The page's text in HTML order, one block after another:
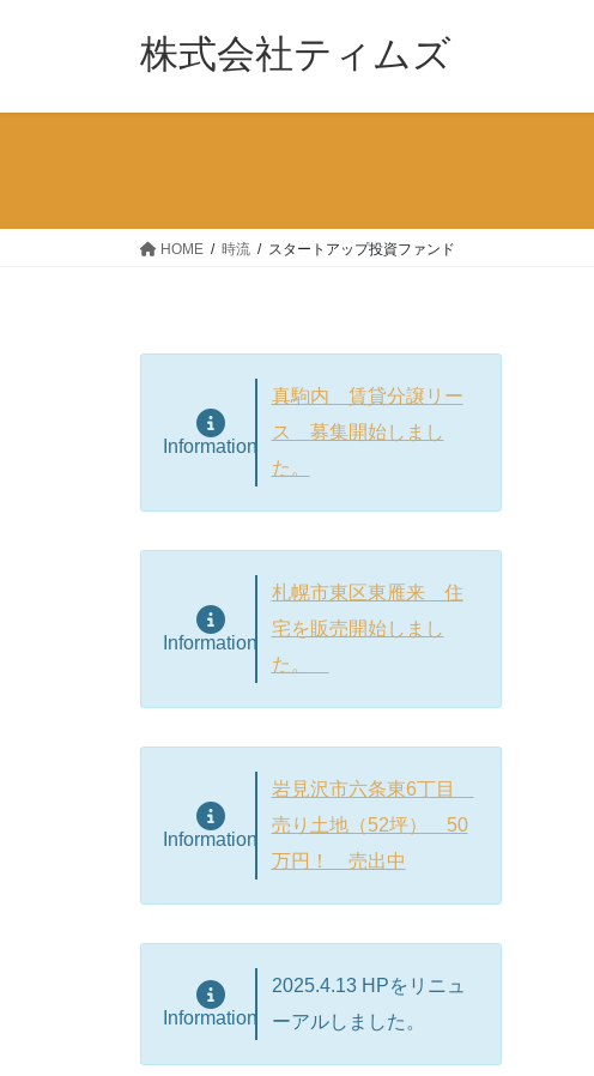
株式会社ティムズ
HOME 時流 スタートアップ投資ファンド
Information
真駒内 賃貸分譲リー
ス 募集開始しまし
た。
Information
札幌市東区東雁来 住
宅を販売開始しまし
た。
Information
岩見沢市六条東6丁目
売り土地（52坪） 50
万円！ 売出中
Information
2025.4.13 HPをリニュ
ーアルしました。